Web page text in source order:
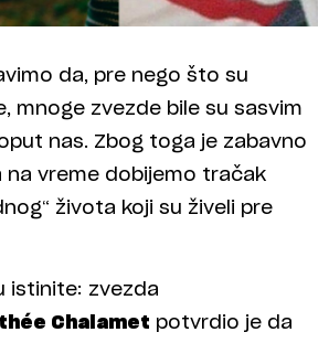
da, pre nego što su
mnoge zvezde bile su sasvim
nas. Zbog toga je zabavno
na vreme dobijemo tračak
života koji su živeli pre
istinite: zvezda
Chalamet potvrdio je da